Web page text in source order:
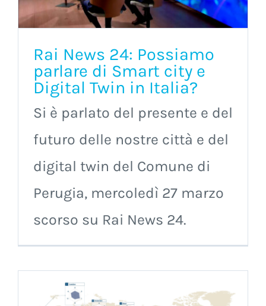
Rai News 24: Possiamo
parlare di Smart city e
Digital Twin in Italia?
Si è parlato del presente e del
futuro delle nostre città e del
digital twin del Comune di
Perugia, mercoledì 27 marzo
scorso su Rai News 24.